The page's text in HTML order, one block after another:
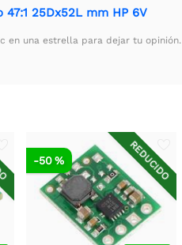
25Dx52L mm HP 6V
en una estrella para dejar tu opinión.
REDUCIDO
-50 %